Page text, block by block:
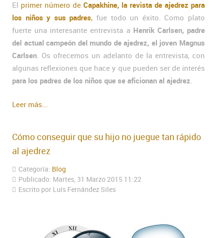
El primer número de Capakhine, la revista de ajedrez para
los niños y sus padres,fue todo un éxito. Como plato
fuerte una interesante entrevista a Henrik Carlsen, padre
del actual campeón del mundo de ajedrez, el joven Magnus
Carlsen. Os ofrecemos un adelanto de la entrevista, con
algunas reflexiones que hace y que pueden ser de interés
para los padres de los niños que se aficionan al ajedrez.
Leer más...
Cómo conseguir que su hijo no juegue tan rápido
al ajedrez
Categoría: Blog
Publicado: Martes, 31 Marzo 2015 11:22
Escrito por Luís Fernández Siles